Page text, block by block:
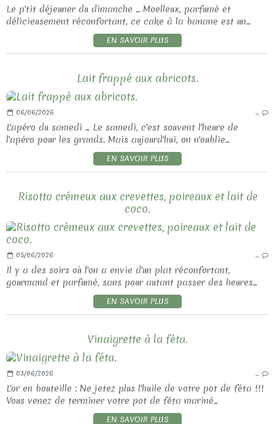
Le p'tit déjeuner du dimanche ... Moelleux, parfumé et
délicieusement réconfortant, ce cake à la banane est un...
EN SAVOIR PLUS
Lait frappé aux abricots.
06/06/2026 …
L'apéro du samedi ... Le samedi, c'est souvent l'heure de
l'apéro pour les grands. Mais aujourd'hui, on n'oublie...
EN SAVOIR PLUS
Risotto crémeux aux crevettes, poireaux et lait de
coco.
05/06/2026 …
Il y a des soirs où l'on a envie d'un plat réconfortant,
gourmand et parfumé, sans pour autant passer des heures...
EN SAVOIR PLUS
Vinaigrette à la féta.
03/06/2026 …
L'or en bouteille : Ne jetez plus l'huile de votre pot de féta !!!
Vous venez de terminer votre pot de féta mariné...
EN SAVOIR PLUS